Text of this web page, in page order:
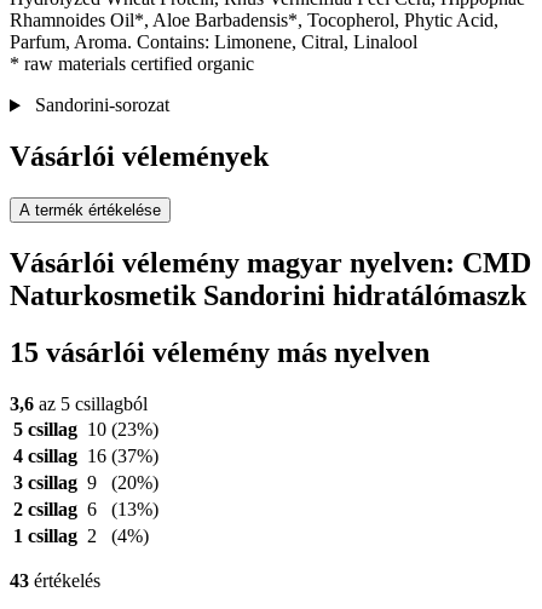
Rhamnoides Oil*, Aloe Barbadensis*, Tocopherol, Phytic Acid,
Parfum, Aroma. Contains: Limonene, Citral, Linalool
* raw materials certified organic
Sandorini-sorozat
Vásárlói vélemények
A termék értékelése
Vásárlói vélemény magyar nyelven: CMD
Naturkosmetik Sandorini hidratálómaszk
15 vásárlói vélemény más nyelven
3,6 az 5 csillagból
5 csillag 10 (23%)
4 csillag 16 (37%)
3 csillag 9
(20%)
2 csillag 6
(13%)
1 csillag 2 (4%)
43 értékelés